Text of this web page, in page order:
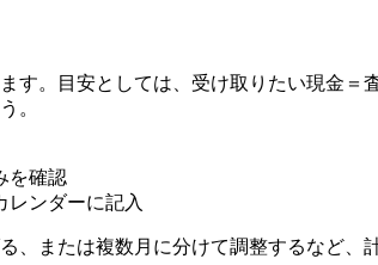
す。目安としては、受け取りたい現金
。
を確認
レンダーに記入
、または複数月に分けて調整するなど、